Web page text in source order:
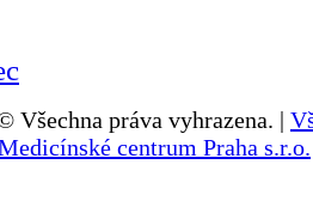
Všechna práva vyhrazena. |
centrum Praha s.r.o.